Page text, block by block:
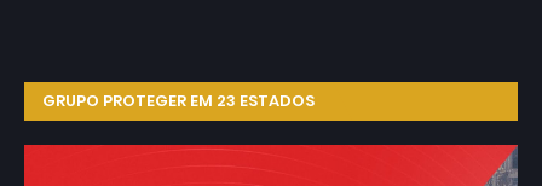
GRUPO PROTEGER EM 23 ESTADOS